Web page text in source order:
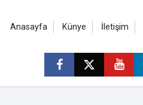
Anasayfa Künye İletişim